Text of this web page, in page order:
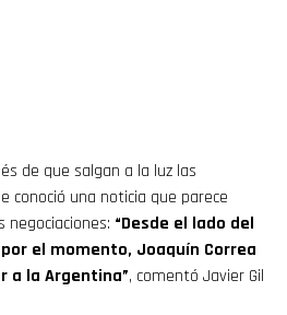
de que salgan a la luz las
conoció una noticia que parece
“Desde el lado del
el momento, Joaquín Correa
a la Argentina”, comentó Javier Gil